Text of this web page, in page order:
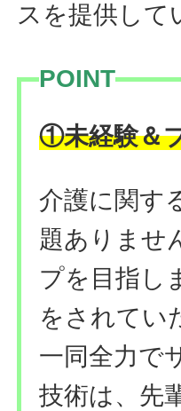
スを提供して
POINT
①未経験＆
介護に関す
題ありませ
プを目指し
をされてい
一同全力で
技術は、先